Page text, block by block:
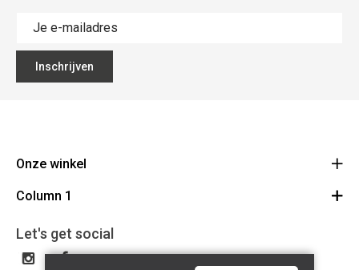
Inschrijven
Onze winkel
Mallebergplaats 13 - 8000 Brugge
050/33 25 75
BE 0648.822.409
Column 1
Cadeaubon
Let's get social